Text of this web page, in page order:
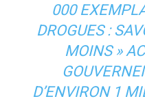
000
DROGUES :
MOINS »
D’ENVIRON 1